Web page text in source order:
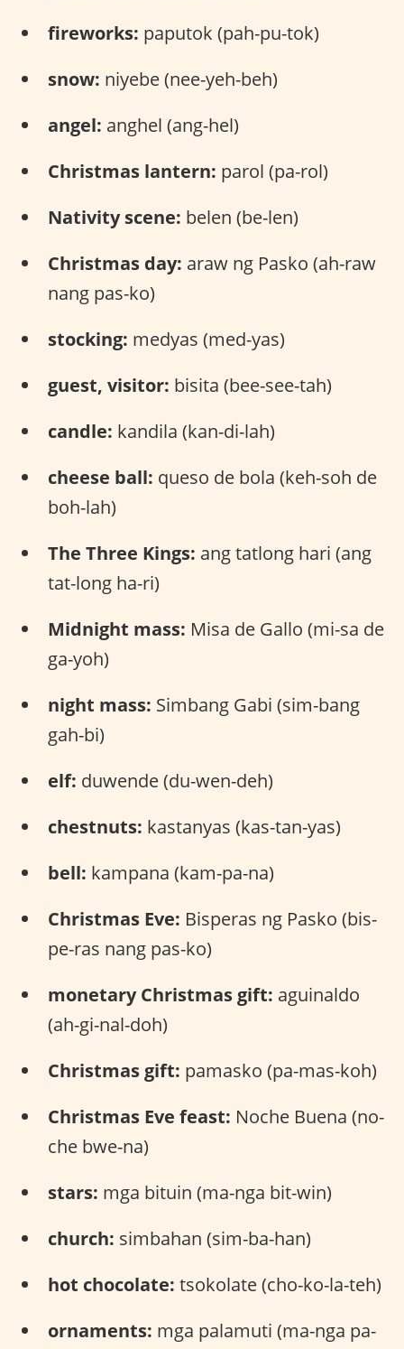
fireworks: paputok (pah-pu-tok)
snow: niyebe (nee-yeh-beh)
angel: anghel (ang-hel)
Christmas lantern: parol (pa-rol)
Nativity scene: belen (be-len)
Christmas day: araw ng Pasko (ah-raw
nang pas-ko)
stocking: medyas (med-yas)
guest, visitor: bisita (bee-see-tah)
candle: kandila (kan-di-lah)
cheese ball: queso de bola (keh-soh de
boh-lah)
The Three Kings: ang tatlong hari (ang
tat-long ha-ri)
Midnight mass: Misa de Gallo (mi-sa de
ga-yoh)
night mass: Simbang Gabi (sim-bang
gah-bi)
elf: duwende (du-wen-deh)
chestnuts: kastanyas (kas-tan-yas)
bell: kampana (kam-pa-na)
Christmas Eve: Bisperas ng Pasko (bis-
pe-ras nang pas-ko)
monetary Christmas gift: aguinaldo
(ah-gi-nal-doh)
Christmas gift: pamasko (pa-mas-koh)
Christmas Eve feast: Noche Buena (no-
che bwe-na)
stars: mga bituin (ma-nga bit-win)
church: simbahan (sim-ba-han)
hot chocolate: tsokolate (cho-ko-la-teh)
ornaments: mga palamuti (ma-nga pa-